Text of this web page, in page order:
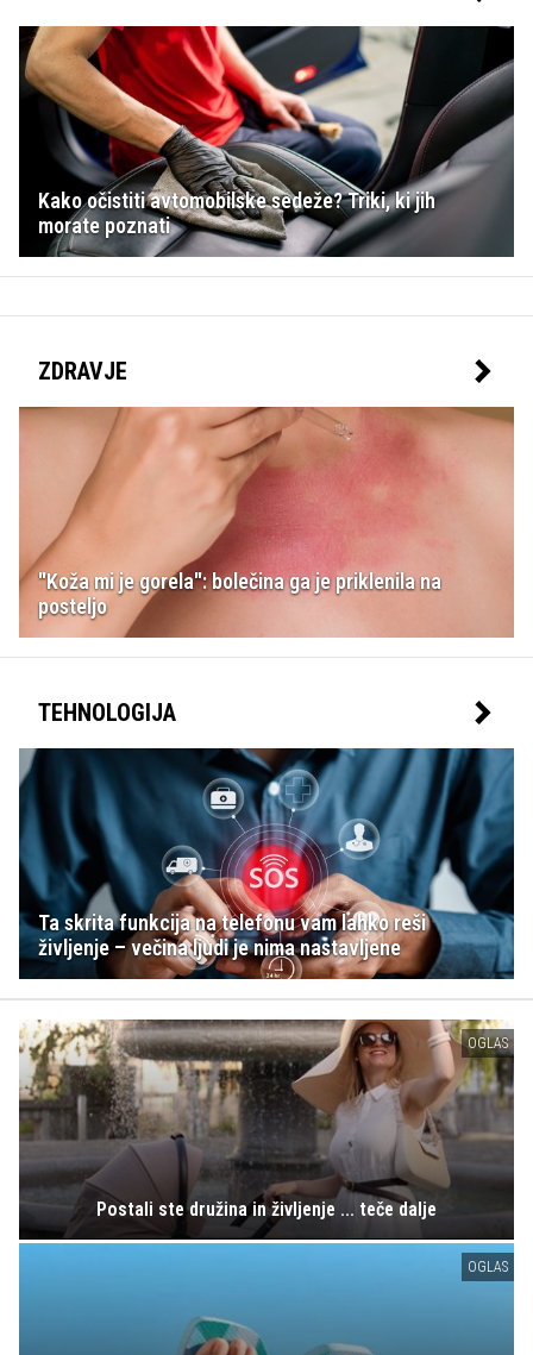
Kako očistiti avtomobilske sedeže? Triki, ki jih
morate poznati
ZDRAVJE
"Koža mi je gorela": bolečina ga je priklenila na
posteljo
TEHNOLOGIJA
Ta skrita funkcija na telefonu vam lahko reši
življenje – večina ljudi je nima nastavljene
OGLAS
Postali ste družina in življenje ... teče dalje
OGLAS